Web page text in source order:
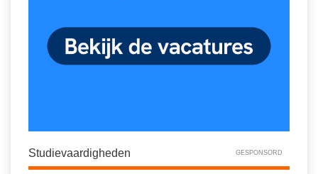
Studievaardigheden GESPONSORD